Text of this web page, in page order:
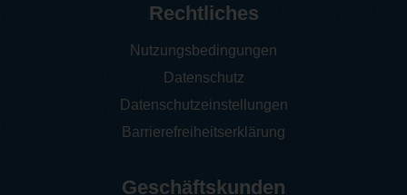
Rechtliches
Nutzungsbedingungen
Datenschutz
Datenschutzeinstellungen
Barrierefreiheitserklärung
Geschäftskunden